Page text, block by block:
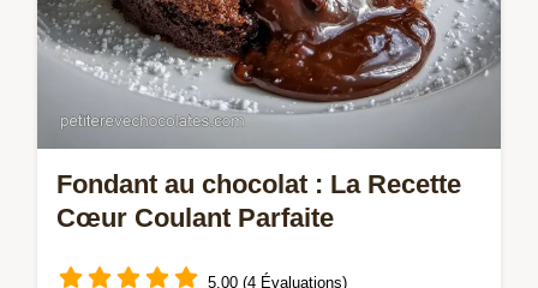
Fondant au chocolat : La Recette
Cœur Coulant Parfaite
5.00 (4 Évaluations)